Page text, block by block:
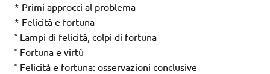
* Primi approcci al problema
* Felicità e fortuna
° Lampi di felicità, colpi di fortuna
° Fortuna e virtù
° Felicità e fortuna: osservazioni conclusive